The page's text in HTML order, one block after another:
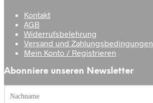
Kontakt
AGB
Widerrufsbelehrung
Versand und Zahlungsbedingungen
Mein Konto / Registrieren
Abonniere unseren Newsletter